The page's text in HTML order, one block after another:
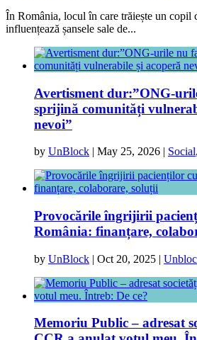
În România, locul în care trăiește un copil
influențează șansele sale de...
Avertisment dur:”ONG-
sprijină comunități
nevoi”
by UnBlock | May 25, 2026 | Social,
Provocările îngrijirii
România: finanțare,
by UnBlock | Oct 20, 2025 |
Memoriu Public – adresat